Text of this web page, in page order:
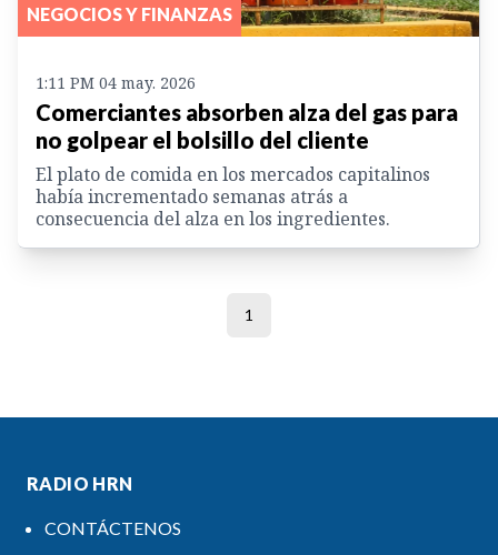
NEGOCIOS Y FINANZAS
1:11 PM 04 may. 2026
Comerciantes absorben alza del gas para
no golpear el bolsillo del cliente
El plato de comida en los mercados capitalinos
había incrementado semanas atrás a
consecuencia del alza en los ingredientes.
1
RADIO HRN
CONTÁCTENOS